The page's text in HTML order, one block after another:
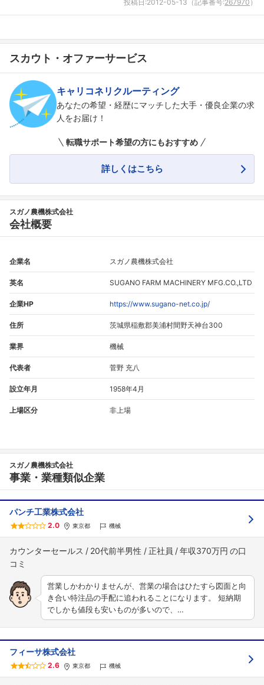
フォローしました
こちらの企業もフォローしませんか？
投稿日:2012-05-13 （記事番号:267970 ）
スカウト・オファーサービス
キャリコネリクルーティング
あなたの希望・経歴にマッチした大手・優良企業の求
人をお届け！
転職サポート希望の方にもおすすめ
詳しくはこちら
スガノ農機株式会社
会社概要
企業名 スガノ農機株式会社
英名 SUGANO FARM MACHINERY MFG.CO.,LTD
企業HP https://www.sugano-net.co.jp/
住所 茨城県稲敷郡美浦村間野天神台300
業界 機械
代表者 菅野 充八
設立年月 1958年4月
上場区分 非上場
スガノ農機株式会社
事業・業種類似企業
パンチ工業株式会社
2.0 東京都 機械
カウンターセールス 20代前半男性 正社員 年収370万円
営業しかわかりませんが、営業の場合はひたすら図面と向
き合い特注品の手配に追われることになります。 短納期
でしかも値段も安いものが多いので、…
フィーサ株式会社
2.6 東京都 機械